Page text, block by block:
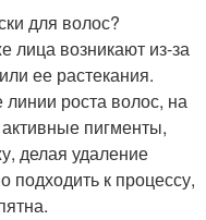
для волос?
лица возникают из-за
ее растекания.
роста волос, на
пигменты,
делая удаление
к процессу,